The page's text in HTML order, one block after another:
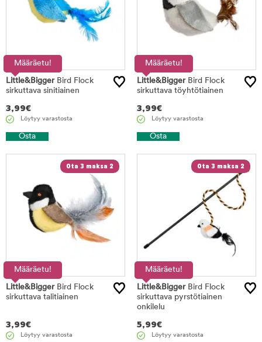
Määräetu!
Little&BiggerBird Flock
sirkuttava sinitiainen
3,99€
Löytyy varastosta
Osta
Määräetu!
Little&BiggerBird Flock
sirkuttava töyhtötiainen
3,99€
Löytyy varastosta
Osta
Ota 3 maksa 2
Määräetu!
Little&BiggerBird Flock
sirkuttava talitiainen
3,99€
Löytyy varastosta
Ota 3 maksa 2
Määräetu!
Little&BiggerBird Flock
sirkuttava pyrstötiainen
onkilelu
5,99€
Löytyy varastosta